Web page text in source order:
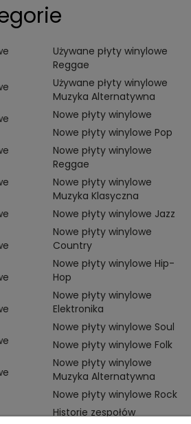
Używane płyty winylowe
Reggae
Używane płyty winylowe
Muzyka Alternatywna
Nowe płyty winylowe
Nowe płyty winylowe Pop
Nowe płyty winylowe
Reggae
Nowe płyty winylowe
Muzyka Klasyczna
Nowe płyty winylowe Jazz
Nowe płyty winylowe
Country
Nowe płyty winylowe Hip-
Hop
Nowe płyty winylowe
Elektronika
Nowe płyty winylowe Soul
Nowe płyty winylowe Folk
Nowe płyty winylowe
Muzyka Alternatywna
Nowe płyty winylowe Rock
Historie zespołów